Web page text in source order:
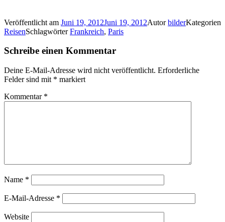
Veröffentlicht am Juni 19, 2012Juni 19, 2012AutorbilderKategorien
ReisenSchlagwörterFrankreich, Paris
Schreibe einen Kommentar
Deine E-Mail-Adresse wird nicht veröffentlicht. Erforderliche
Felder sind mit * markiert
Kommentar *
Name *
E-Mail-Adresse *
Website